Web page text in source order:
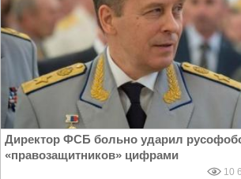
Директор ФСБ больно ударил
«правозащитников» цифрами
10